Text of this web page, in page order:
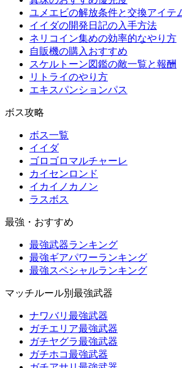
ユメエビの解放条件と交換アイテ
イイダの開発日記の入手方法
ネリコイン集めの効率的なやり方
自販機の購入おすすめ
スケルトーン図鑑の敵一覧と報酬
リトライのやり方
エキスパンションパス
ボス攻略
ボス一覧
イイダ
ゴロゴロマルチャーレ
カイセンロンド
イカイノカノン
ラスボス
最強・おすすめ
最強武器ランキング
最強ギアパワーランキング
最強スペシャルランキング
マッチルール別最強武器
ナワバリ最強武器
ガチエリア最強武器
ガチヤグラ最強武器
ガチホコ最強武器